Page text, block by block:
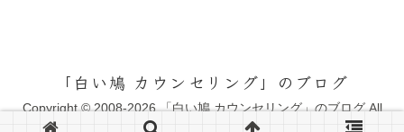
「白い鳩 カウンセリング」のブログ
Copyright © 2008-2026 「白い鳩 カウンセリング」のブログ All